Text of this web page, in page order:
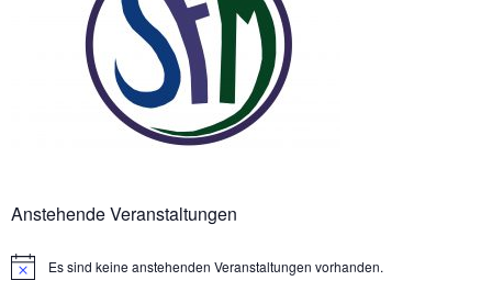
Anstehende Veranstaltungen
HinweisEs sind keine anstehenden Veranstaltungen vorhanden.